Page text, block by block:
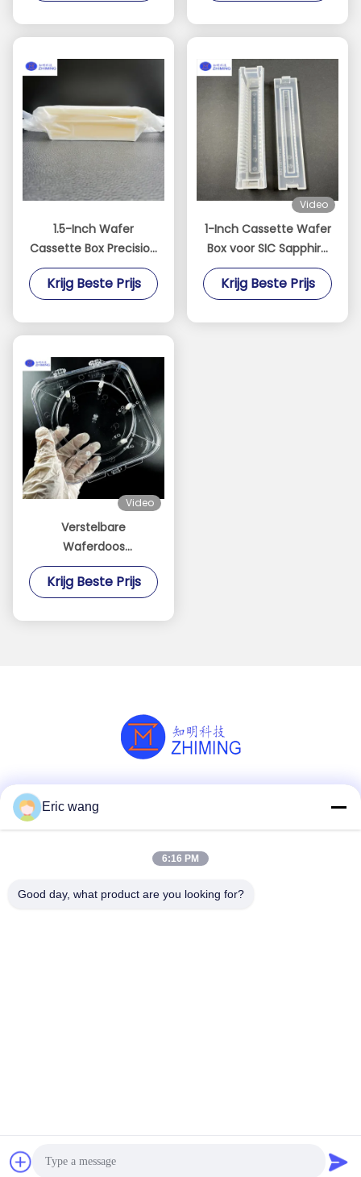
1.5-Inch Wafer
Cassette Box Precision
Storage Solution for
Miniature Wafers
Krijg Beste Prijs
Video
1-Inch Cassette Wafer
Box voor SIC Sapphire
Si wafer
Krijg Beste Prijs
Video
Verstelbare
Waferdoos
Transparante PC
Waferhouder voor
Bescherming
Krijg Beste Prijs
Tel.
Copyright © 2019-2026 SHANGHAI FAMOUS TRADE CO.,LTD .
Alle rechten voorbehoudena.
Eric wang
6:16 PM
Good day, what product are you looking for?